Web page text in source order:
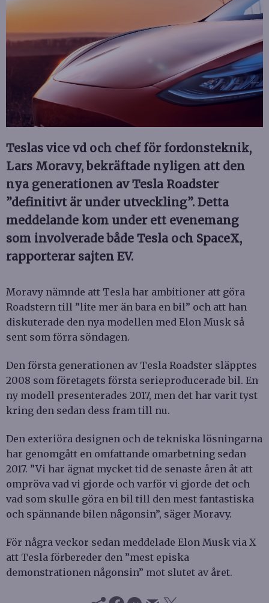
Teslas vice vd och chef för fordonsteknik,
Lars Moravy, bekräftade nyligen att den
nya generationen av Tesla Roadster
”definitivt är under utveckling”. Detta
meddelande kom under ett evenemang
som involverade både Tesla och SpaceX,
rapporterar sajten EV.
Moravy nämnde att Tesla har ambitioner att göra
Roadstern till ”lite mer än bara en bil” och att han
diskuterade den nya modellen med Elon Musk så
sent som förra söndagen.
Den första generationen av Tesla Roadster släpptes
2008 som företagets första serieproducerade bil. En
ny modell presenterades 2017, men det har varit tyst
kring den sedan dess fram till nu.
Den exteriöra designen och de tekniska lösningarna
har genomgått en omfattande omarbetning sedan
2017. ”Vi har ägnat mycket tid de senaste åren åt att
ompröva vad vi gjorde och varför vi gjorde det och
vad som skulle göra en bil till den mest fantastiska
och spännande bilen någonsin”, säger Moravy.
För några veckor sedan meddelade Elon Musk via X
att Tesla förbereder den ”mest episka
demonstrationen någonsin” mot slutet av året.